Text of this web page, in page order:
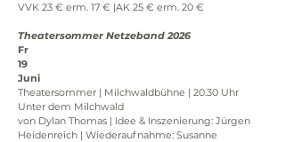
VVK 23 € erm. 17 € |AK 25 € erm. 20 €
Theatersommer Netzeband 2026
Fr
19
Juni
Theatersommer | Milchwaldbühne | 20.30 Uhr
Unter dem Milchwald
von Dylan Thomas | Idee & Inszenierung: Jürgen
Heidenreich | Wiederaufnahme: Susanne